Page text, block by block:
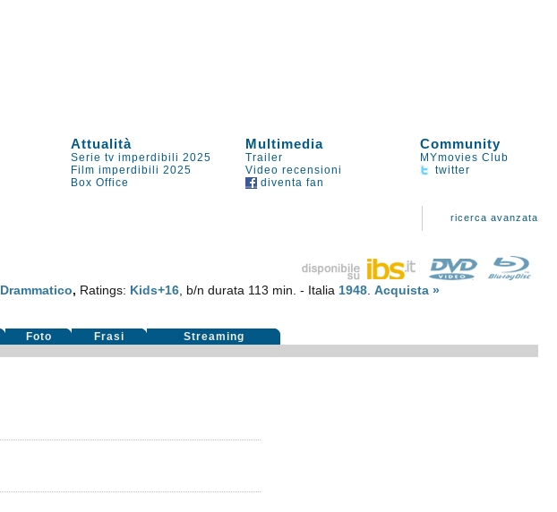
Attualità Multimedia Community
Serie tv imperdibili 2025 Trailer
MYmovies Club
Film imperdibili 2025 Video recensioni
twitter
Box Office diventa fan
ricerca avanzata
Drammatico, Ratings: Kids+16 , b/n durata 113 min. - Italia 1948 .Acquista »
Foto Frasi Streaming